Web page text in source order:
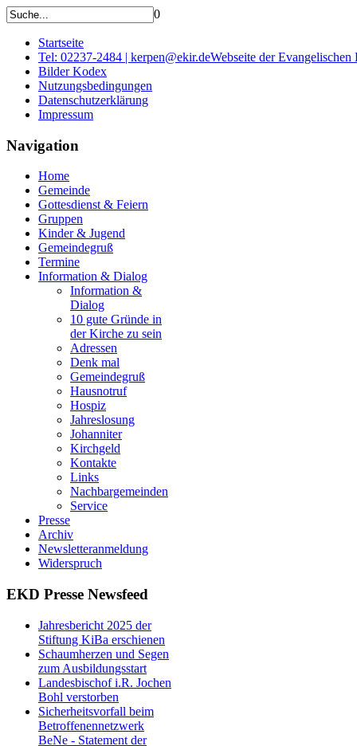
0
Startseite
Tel: 02237-2484 | kerpen@ekir.deWebseite der
Bilder Kodex
Nutzungsbedingungen
Datenschutzerklärung
Impressum
Navigation
Home
Gemeinde
Gottesdienst & Feiern
Gruppen
Kinder & Jugend
Gemeindegruß
Termine
Information & Dialog
Information &
Dialog
10 gute Gründe in
der Kirche zu sein
Adressen
Denk mal
Gemeindegruß
Hausnotruf
Hospiz
Jahreslosung
Johanniter
Kirchgeld
Kontakte
Links
Nachbargemeinden
Service
Presse
Archiv
Newsletteranmeldung
Widerspruch
EKD Presse Newsfeed
Jahresbericht 2025 der
Stiftung KiBa erschienen
Schaumherzen und Segen
zum Ausbildungsstart
Landesbischof i.R. Jochen
Bohl verstorben
Sicherheitsvorfall beim
Betroffenennetzwerk
BeNe - Statement der